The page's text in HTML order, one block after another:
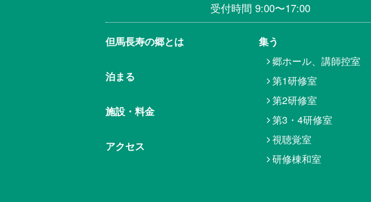
受付時間 9:00〜17:00
但馬⾧寿の郷とは
泊まる
施設・料金
アクセス
集う
郷ホール、講師控室
第1研修室
第2研修室
第3・4研修室
視聴覚室
研修棟和室